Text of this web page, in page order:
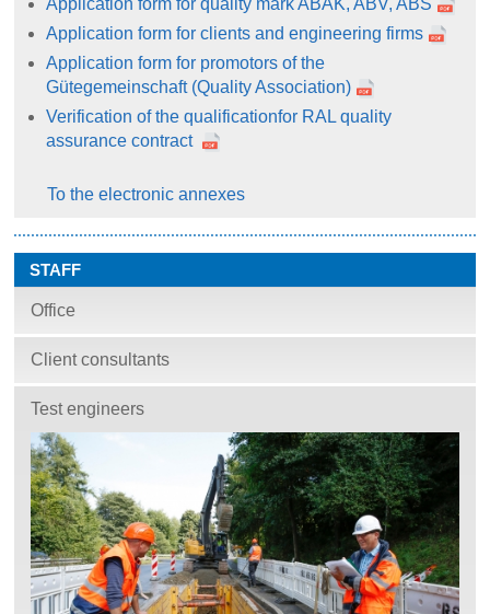
Application form for quality mark ABAK, ABV, ABS
Application form for clients and engineering firms
Application form for promotors of the
Gütegemeinschaft (Quality Association)
Verification of the qualificationfor RAL quality
assurance contract
To the electronic annexes
STAFF
Office
Client consultants
Test engineers